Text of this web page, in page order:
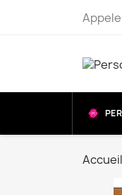
Accueil